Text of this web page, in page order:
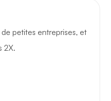
petites entreprises, et
2X.